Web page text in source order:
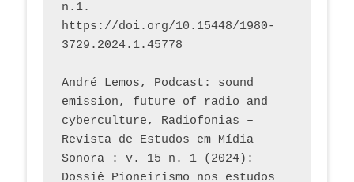
n.1.
https://doi.org/10.15448/1980-
3729.2024.1.45778
André Lemos, Podcast: sound
emission, future of radio and
cyberculture, Radiofonias –
Revista de Estudos em Mídia
Sonora : v. 15 n. 1 (2024):
Dossiê Pioneirismo nos estudos